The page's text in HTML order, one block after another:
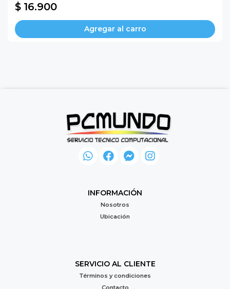
$ 16.900
Agregar al carro
INFORMACIÓN
Nosotros
Ubicación
SERVICIO AL CLIENTE
Términos y condiciones
Contacto